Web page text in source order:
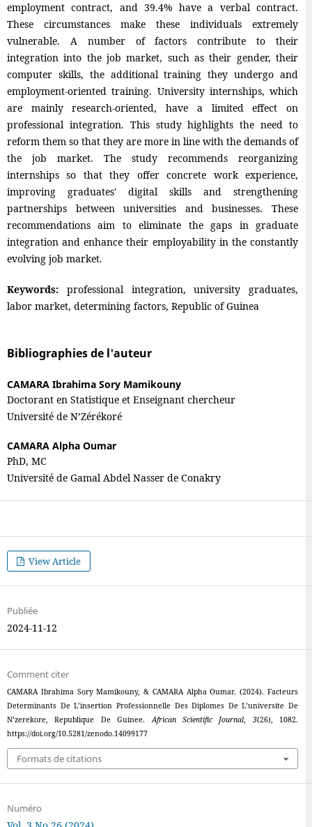
employment contract, and 39.4% have a verbal contract.
These circumstances make these individuals extremely
vulnerable. A number of factors contribute to their
integration into the job market, such as their gender, their
computer skills, the additional training they undergo and
employment-oriented training. University internships, which
are mainly research-oriented, have a limited effect on
professional integration. This study highlights the need to
reform them so that they are more in line with the demands of
the job market. The study recommends reorganizing
internships so that they offer concrete work experience,
improving graduates' digital skills and strengthening
partnerships between universities and businesses. These
recommendations aim to eliminate the gaps in graduate
integration and enhance their employability in the constantly
evolving job market.
Keywords:professional integration, university graduates,
labor market, determining factors, Republic of Guinea
Bibliographies de l'auteur
CAMARA Ibrahima Sory Mamikouny
Doctorant en Statistique et Enseignant chercheur
Université de N’Zérékoré
CAMARA Alpha Oumar
PhD, MC
Université de Gamal Abdel Nasser de Conakry
View Article
Publiée
2024-11-12
Comment citer
CAMARA Ibrahima Sory Mamikouny, & CAMARA Alpha Oumar. (2024). Facteurs
Determinants De L’insertion Professionnelle Des Diplomes De L’universite De
N’zerekore, Republique De Guinee.African Scientific Journal, 3(26), 1082.
https://doi.org/10.5281/zenodo.14099177
Formats de citations
Numéro